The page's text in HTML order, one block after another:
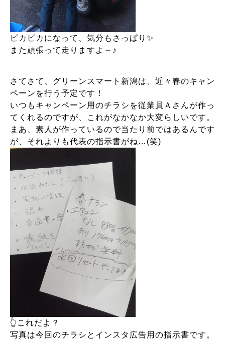
ピカピカになって、気分もさっぱり✨
また頑張って走りますよ～♪
さてさて、グリーンスマート新潟は、近々春のキャン
ペーンを行う予定です！
いつもキャンペーン用のチラシを従業員Ａさんが作っ
てくれるのですが、これがなかなか大変らしいです。
まあ、素人が作っているので当たり前ではあるんです
が、それよりも代表の指示書がね…(笑)
👆これだよ？
写真は今回のチラシとインスタ広告用の指示書です。